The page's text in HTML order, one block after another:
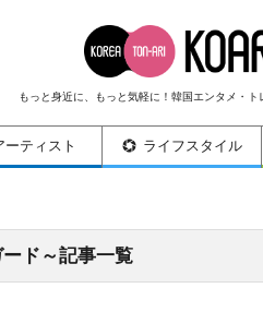
もっと身近に、もっと気軽に！韓国エンタメ・ト
ーティスト ライフスタイル
ド～記事一覧